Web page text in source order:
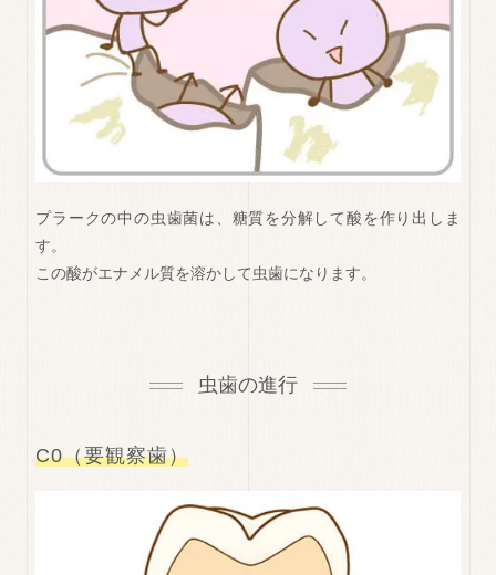
プラークの中の虫歯菌は、糖質を分解して酸を作り出しま
す。
この酸がエナメル質を溶かして虫歯になります。
虫歯の進行
C0（要観察歯）